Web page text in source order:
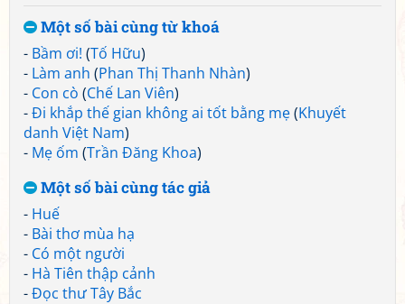
Một số bài cùng từ khoá
- Bầm ơi! (Tố Hữu)
- Làm anh (Phan Thị Thanh Nhàn)
- Con cò (Chế Lan Viên)
-Đi khắp thế gian không ai tốt bằng mẹ(Khuyết
danh Việt Nam)
- Mẹ ốm (Trần Đăng Khoa)
Một số bài cùng tác giả
- Huế
- Bài thơ mùa hạ
- Có một người
- Hà Tiên thập cảnh
-Đọc thư Tây Bắc